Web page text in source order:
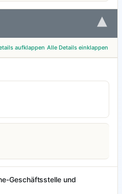
▾
aufklappen Alle Details einklappen
Geschäftsstelle und